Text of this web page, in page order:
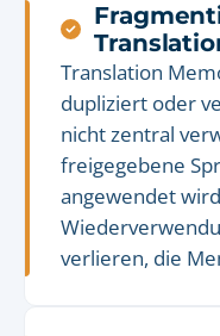
Translation
dupliziert oder
nicht zentral
freigegebene
angewendet
verlieren, die